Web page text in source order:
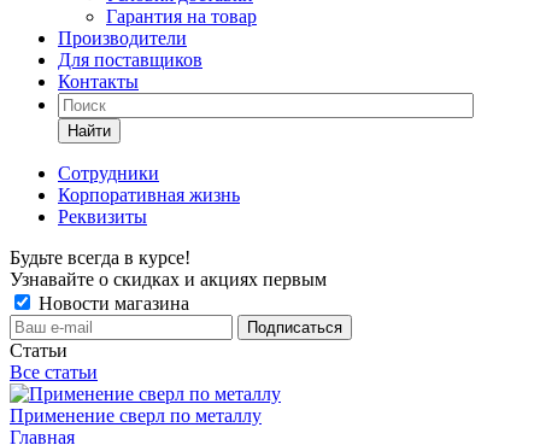
Гарантия на товар
Производители
Для поставщиков
Контакты
Найти
Сотрудники
Корпоративная жизнь
Реквизиты
Будьте всегда в курсе!
Узнавайте о скидках и акциях первым
Новости магазина
Статьи
Все статьи
Применение сверл по металлу
Главная